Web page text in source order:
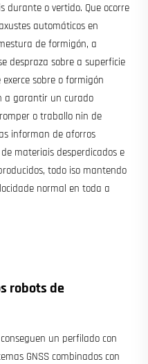
durante o vertido. Que ocorre
automáticos en
de formigón, a
despraza sobre a superficie
sobre o formigón
a garantir un curado
o traballo nin de
informan de aforros
materiais desperdicados e
todo iso mantendo
normal en toda a
robots de
un perfilado con
GNSS combinados con